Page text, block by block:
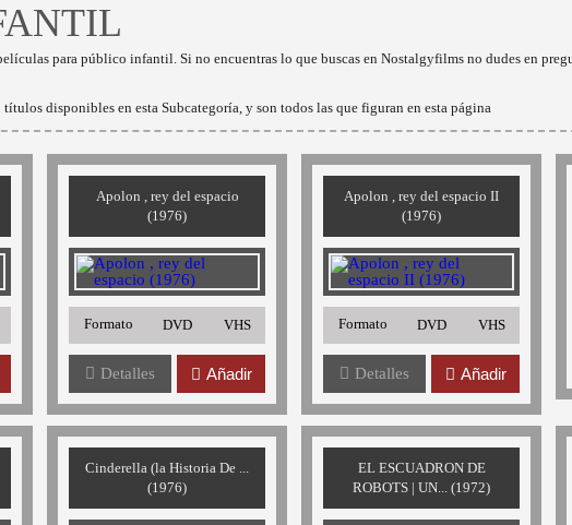
para público infantil. Si no encuentras lo que buscas en Nostalgyfilms no dudes en
títulos disponibles en esta Subcategoría, y son todos las que figuran en esta página
Apolon , rey del espacio
(1976)
Formato DVD VHS
Detalles Añadir
Apolon , rey del espacio II
(1976)
Formato DVD VHS
Detalles Añadir
Cinderella (la Historia De ...
(1976)
EL ESCUADRON DE
ROBOTS | UN... (1972)